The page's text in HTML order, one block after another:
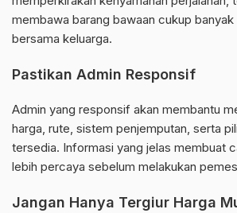
membawa barang bawaan cukup
bersama keluarga.
Pastikan Admin Responsif
Admin yang responsif akan membantu
harga, rute, sistem penjemputan, serta
tersedia. Informasi yang jelas membuat
lebih percaya sebelum melakukan
Jangan Hanya Tergiur Harga